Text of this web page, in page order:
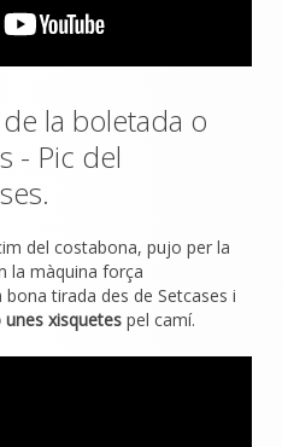
la boletada o
- Pic del
del costabona, pujo per la
la màquina força
tirada des de Setcases i
xisquetes pel camí.